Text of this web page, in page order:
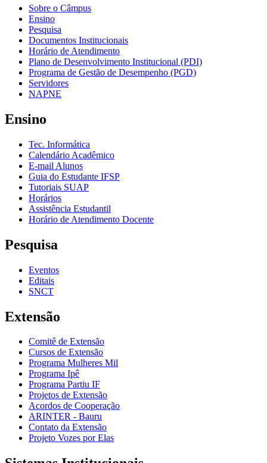
Sobre o Câmpus
Ensino
Pesquisa
Documentos Institucionais
Horário de Atendimento
Plano de Desenvolvimento Institucional (PDI)
Programa de Gestão de Desempenho (PGD)
Servidores
NAPNE
Ensino
Tec. Informática
Calendário Acadêmico
E-mail Alunos
Guia do Estudante IFSP
Tutoriais SUAP
Horários
Assistência Estudantil
Horário de Atendimento Docente
Pesquisa
Eventos
Editais
SNCT
Extensão
Comitê de Extensão
Cursos de Extensão
Programa Mulheres Mil
Programa Ipê
Programa Partiu IF
Projetos de Extensão
Acordos de Cooperação
ARINTER - Bauru
Contato da Extensão
Projeto Vozes por Elas